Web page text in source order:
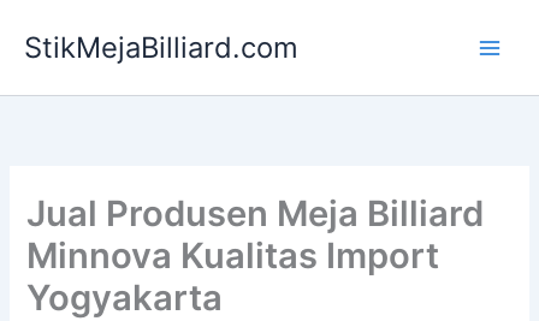
StikMejaBilliard.com
Jual Produsen Meja Billiard
Minnova Kualitas Import
Yogyakarta